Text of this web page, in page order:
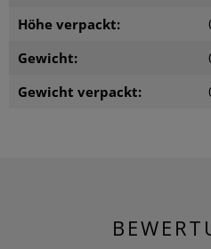
Höhe verpackt:
Gewicht:
Gewicht verpackt: